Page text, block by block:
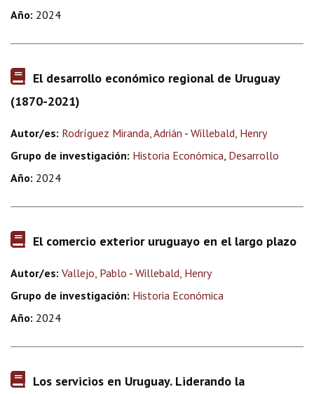
Año: 2024
El desarrollo económico regional de Uruguay
(1870-2021)
Autor/es: Rodríguez Miranda, Adrián - Willebald, Henry
Grupo de investigación: Historia Económica, Desarrollo
Año: 2024
El comercio exterior uruguayo en el largo plazo
Autor/es: Vallejo, Pablo - Willebald, Henry
Grupo de investigación: Historia Económica
Año: 2024
Los servicios en Uruguay. Liderando la